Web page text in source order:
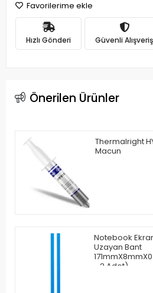
Favorilerime ekle
Hızlı Gönderi Güvenli Alışveriş
Önerilen Ürünler
Thermalright
Macun
Notebook
Uzayan Bant
- 2 Adet)